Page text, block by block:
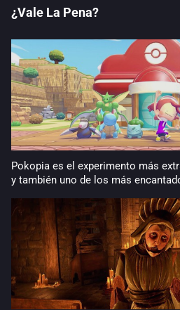
¿Vale La Pena?
Pokopia es el experimento más
y también uno de los más